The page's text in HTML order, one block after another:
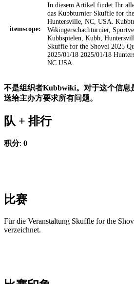
itemscope:
In diesem Artikel findet Ihr
das Kubbturnier Skuffle for
Huntersville, NC, USA.
Wikingerschachturnier,
Kubbspielen, Kubb,
Skuffle for the Shovel 2025
2025/01/18 2025/01/18
NC USA
不是组织者Kubbwiki。对于这个信息
送给主办方要求所有问题。
队 +排行
积分: 0
比赛
Für die Veranstaltung Skuffle for the
verzeichnet.